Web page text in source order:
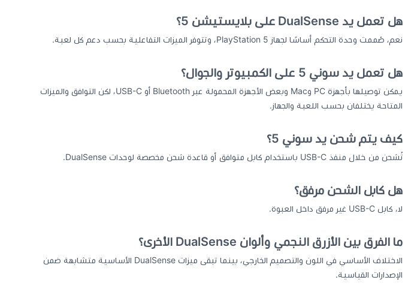
هل تعمل يد DualSense على بلايستيشن 5؟
نعم، صُممت وحدة التحكم أساسًا لجهاز PlayStation 5، وتتوفر الميزات التفاعلية بحسب دعم كل لعبة.
هل تعمل يد سوني 5 على الكمبيوتر والجوال؟
يمكن توصيلها بأجهزة PC وMac وبعض الأجهزة المحمولة عبر Bluetooth أو USB-C، لكن التوافق والميزات
المتاحة يختلفان بحسب اللعبة والجهاز.
كيف يتم شحن يد سوني 5؟
تُشحن من خلال منفذ USB-C باستخدام كابل متوافق أو قاعدة شحن مخصصة لوحدات DualSense.
هل كابل الشحن مرفق؟
لا، كابل USB-C غير مرفق داخل العبوة.
ما الفرق بين الأزرق النجمي وألوان DualSense الأخرى؟
الاختلاف الأساسي في اللون والتصميم الخارجي، بينما تبقى ميزات DualSense الأساسية متشابهة ضمن
الإصدارات القياسية.